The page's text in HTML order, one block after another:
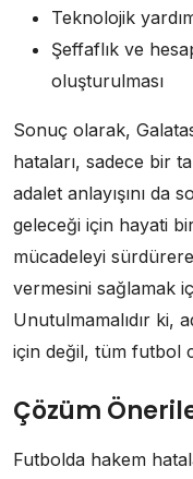
Teknolojik
Şeffaflık ve
oluşturulması
Sonuç olarak,
hataları, sadece bir
adalet anlayışını
geleceği için hayati
mücadeleyi
vermesini sağlamak
Unutulmamalıdır ki,
için değil, tüm futbol
Çözüm
Futbolda hakem